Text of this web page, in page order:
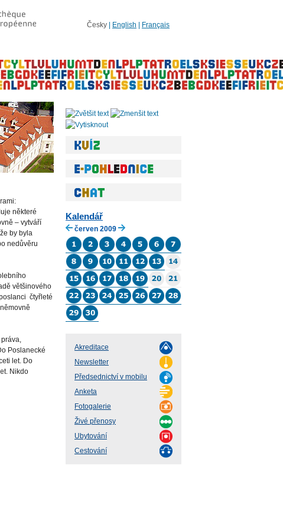
Česky English Français
některé
– vytváří
by byla
nedůvěru
většinového
čtyřleté
Poslanecké
let. Do
Nikdo
Kalendář
červen 2009
Akreditace
Newsletter
Předsednictví v mobilu
Anketa
Fotogalerie
Živé přenosy
Ubytování
Cestování